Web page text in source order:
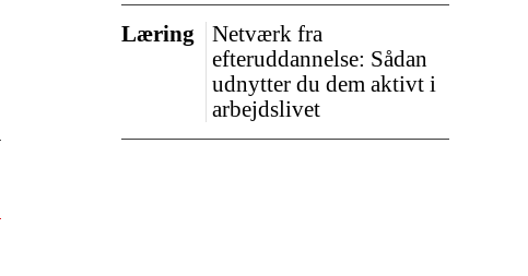
Netværk fra
efteruddannelse: Sådan
udnytter du dem aktivt i
arbejdslivet
Læring